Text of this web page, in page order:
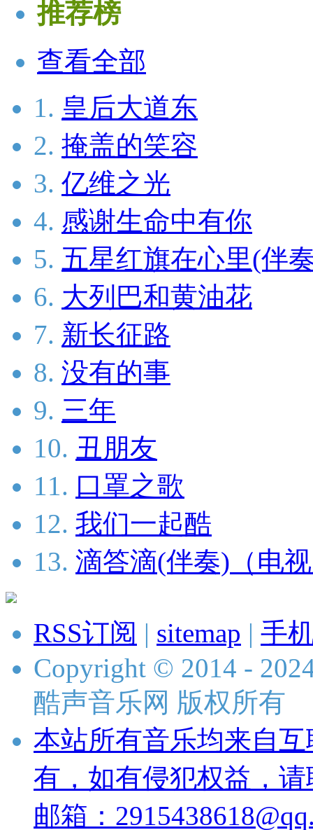
推荐榜
查看全部
1. 皇后大道东
2. 掩盖的笑容
3. 亿维之光
4. 感谢生命中有你
5. 五星红旗在心里(伴
6. 大列巴和黄油花
7. 新长征路
8. 没有的事
9. 三年
10. 丑朋友
11. 口罩之歌
12. 我们一起酷
13. 滴答滴(伴奏)（电
RSS订阅 | sitemap | 手
Copyright © 2014 -
酷声音乐网 版权所有
本站所有音乐均来自
有，如有侵犯权益，
邮箱：